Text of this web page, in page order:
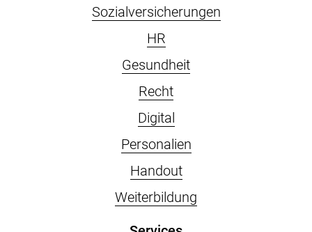
Sozialversicherungen
HR
Gesundheit
Recht
Digital
Personalien
Handout
Weiterbildung